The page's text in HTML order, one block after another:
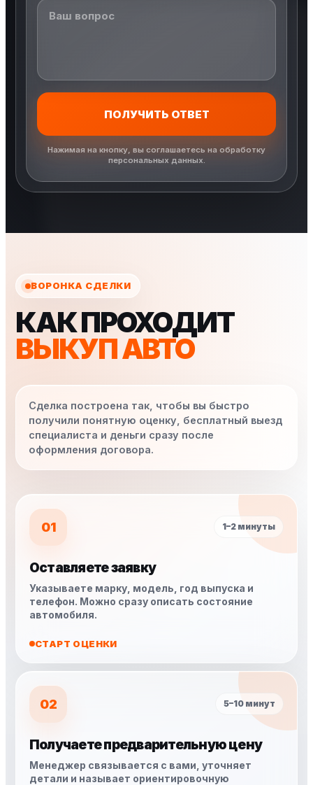
ПОЛУЧИТЬ ОТВЕТ
Нажимая на кнопку, вы соглашаетесь на обработку
персональных данных.
ВОРОНКА СДЕЛКИ
КАК ПРОХОДИТ
ВЫКУП АВТО
Сделка построена так, чтобы вы быстро
получили понятную оценку, бесплатный выезд
специалиста и деньги сразу после
оформления договора.
01 1–2 минуты
Оставляете заявку
Указываете марку, модель, год выпуска и
телефон. Можно сразу описать состояние
автомобиля.
СТАРТ ОЦЕНКИ
02 5–10 минут
Получаете предварительную цену
Менеджер связывается с вами, уточняет
детали и называет ориентировочную